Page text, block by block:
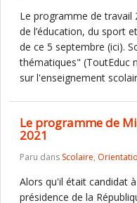
Le programme de travail
de l’éducation, du sport
de ce 5 septembre (ici).
thématiques" (ToutEduc
sur l'enseignement
Le programme de
2021
Paru dans Scolaire,
Alors qu'il était candidat
présidence de la